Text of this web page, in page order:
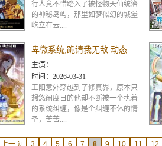
行人竟不惜踏入了被怪物天仙统治
的神秘岛屿，那里如梦似幻的城堡
屹立在云....
卑微系统,跪请我无敌 动态漫画
主演：
时间： 2026-03-31
王阳意外穿越到了修真界，原本只
想悠闲度日的他却不断被一个执着
的系统纠缠，像是个纠缠不休的情
圣，苦苦....
上一页 3 4 5 6 7 8 9 10 11 12